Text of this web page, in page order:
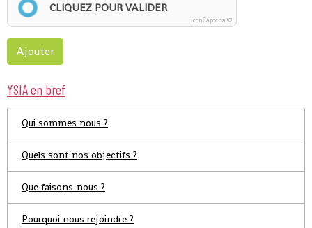
CLIQUEZ POUR VALIDER
IconCaptcha ©
Ajouter
YSIA en bref
Qui sommes nous ?
Quels sont nos objectifs ?
Que faisons-nous ?
Pourquoi nous rejoindre ?